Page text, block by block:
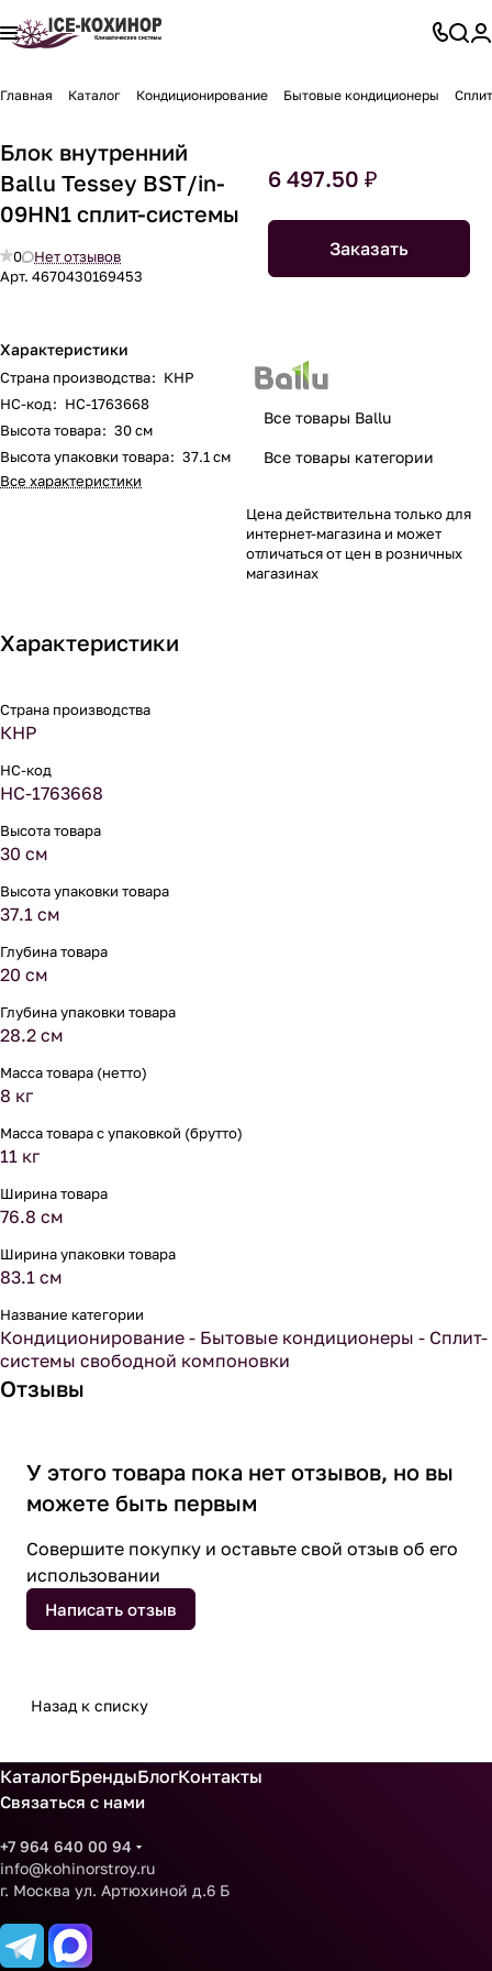
Главная Каталог Кондиционирование Бытовые кондиционеры
Блок внутренний
Ballu Tessey BST/in-
09HN1 сплит-системы
0
Нет отзывов
Арт. 4670430169453
Характеристики
Страна производства: КНР
НС-код: НС-1763668
Высота товара: 30 см
Высота упаковки товара: 37.1 см
Все характеристики
6 497.50 ₽
Заказать
Все товары Ballu
Все товары категории
Цена действительна только для
интернет-магазина и может
отличаться от цен в розничных
магазинах
Характеристики
Страна производства
КНР
НС-код
НС-1763668
Высота товара
30 см
Высота упаковки товара
37.1 см
Глубина товара
20 см
Глубина упаковки товара
28.2 см
Масса товара (нетто)
8 кг
Масса товара с упаковкой (брутто)
11 кг
Ширина товара
76.8 см
Ширина упаковки товара
83.1 см
Название категории
Кондиционирование - Бытовые кондиционеры - Сплит-
системы свободной компоновки
Отзывы
У этого товара пока нет отзывов, но вы
можете быть первым
Совершите покупку и оставьте свой отзыв об его
использовании
Написать отзыв
Назад к списку
КаталогБрендыБлогКонтакты
Связаться с нами
+7 964 640 00 94
info@kohinorstroy.ru
г. Москва ул. Артюхиной д.6 Б